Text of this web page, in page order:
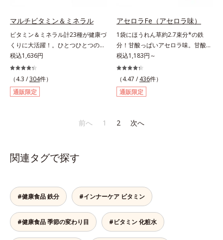
きり飲みやすい味わい。ノンカフェ
インのため、大事なイベント前のケ
アとして、おやすみ前にもおすすめ
です。各商品の詳しい情報は商品ペ
ージをご覧ください。・BEAUTY夏
祭りは、こちら
マルチビタミン＆ミネラル
ビタミン＆ミネラル計23種が健康づ
くりに大活躍！。ひとつひとつの栄
養素をていねいに量り、ビタミン13
種類は1/2日分、ミネラル10種は1/3
日分をバランス良く配合しました。
ビタミンCには長くとどまってじっ
くり働く「タイムリリース加工」を
出物も配合。1日4粒で23種類もの
栄養素を効率的に補えます。 さら
由来のニオイを軽減。飲みやすさに
す。忙しい人も、食事が不規則にな
りがちな人も、毎日の元気に自信が
もてるサプリメントです。マルチビ
タミン＆ミネラルで健康な体の基本
をしっかり守りましょう！
税込1,636円
（4.3 /304件）
通販限定
アセロラFe（アセロラ味）
1袋にほうれん草約2.7束分*の鉄
分！甘酸っぱいアセロラ味。甘酸っ
ぱいさわやかな味の「アセロラFe」
は、口の中でサッと溶ける顆粒タイ
プだから、水なしでOK。個包装で
携帯にも便利です。1袋わずか
2.5kcal。また成人女性の平均で
ていると言われます。「アセロラ
Fe」は、1袋で5.25mgもの鉄分を補
税込1,183円～
（4.47 / 436件）
通販限定
前へ 1 2 次へ
関連タグで探す
#健康食品 鉄分 #インナーケア ビタミン
#健康食品 季節の変わり目 #ビタミン 化粧水